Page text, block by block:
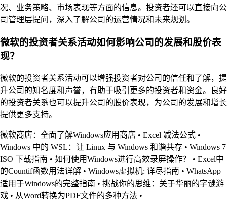
况、业务策略、市场表现等方面的信息。投资者还可以直接向公
司管理层提问，深入了解公司的运营情况和未来规划。
微软的投资者关系活动如何影响公司的发展和股价表
现？
微软的投资者关系活动可以增强投资者对公司的信任和了解，提
升公司的知名度和声誉，有助于吸引更多的投资者和资金。良好
的投资者关系也可以提升公司的股价表现，为公司的发展和增长
提供更多支持。
微软商店：全面了解Windows应用商店 • Excel 减法公式 •
Windows 中的 WSL：让 Linux 与 Windows 和谐共存 • Windows 7
ISO 下载指南 • 如何使用Windows进行高效录屏操作？ • Excel中
的Countif函数用法详解 • Windows虚拟机: 详尽指南 • WhatsApp
适用于Windows的完整指南 • 挑战你的思维：关于华丽的字谜游
戏 • 从Word转换为PDF文件的多种方法 •